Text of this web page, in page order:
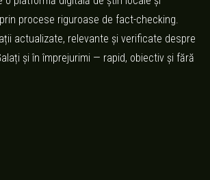
procese riguroase de fact-checking.
actualizate, relevante și verificate despre
și în împrejurimi — rapid, obiectiv și fără